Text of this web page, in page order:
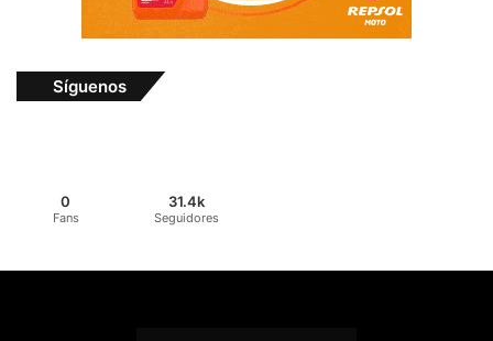
Síguenos
0
Fans
31.4k
Seguidores